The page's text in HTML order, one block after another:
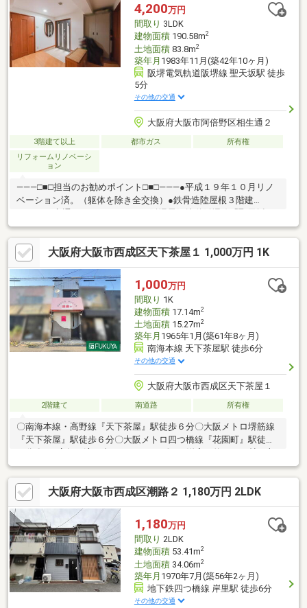
4,200万円
間取り 3LDK
建物面積190.58m2
土地面積83.8m2
築年月 1983年11月(築42年10ヶ月)
阪堺電気軌道阪堺線 聖天坂駅 徒歩
5分
その他の交通
大阪府大阪市阿倍野区相生通２
3階建て以上 都市ガス
所有権
リフォームリノベーシ
ョン
―――□■□担当のお勧めポイント□■□―――●平成１９年１０月リノ
ベーション済。（躯体を除き全交換）●鉄骨造陸屋根３階建
駅徒歩５分●阪堺電気軌道上町線「北畠」駅徒歩１０分●南海電鉄
南海本線「天下茶屋」駅徒歩１４分
大阪府大阪市西成区天下茶屋１ 1,000万円 1K
1,000万円
間取り 1K
建物面積17.14m2
土地面積15.27m2
築年月 1965年1月(築61年8ヶ月)
南海本線 天下茶屋駅 徒歩6分
その他の交通
大阪府大阪市西成区天下茶屋１
2階建て 南道路 所有権
〇南海本線・高野線『天下茶屋』駅徒歩６分〇大阪メトロ堺筋線
『天下茶屋』駅徒歩６分〇大阪メトロ四つ橋線『花園町』駅徒歩
納スペースあり、南向きの窓あり〇周辺環境充実〇空家につきゆ
っくりご内覧いただけます〇詳細はお気軽にお問い合わせくださ
い◆築年月不詳 ◆増築未登記有■ 90店舗以上のFUKUYAネット
ワークでサポートいたします！ ■■ 家を買うとき・売るときは
福屋不動産販売 難波店にお任せください。 ■■ 皆様のご来店を
難波店スタッフ一同心よりお待ち申し上げます。 ■
大阪府大阪市西成区潮路２ 1,180万円 2LDK
1,180万円
間取り 2LDK
建物面積53.41m2
土地面積34.06m2
築年月 1970年7月(築56年2ヶ月)
地下鉄四つ橋線 岸里駅 徒歩6分
その他の交通